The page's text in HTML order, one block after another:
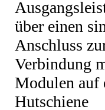
über einen
Anschluss
Verbindung
Modulen auf
Hutschiene